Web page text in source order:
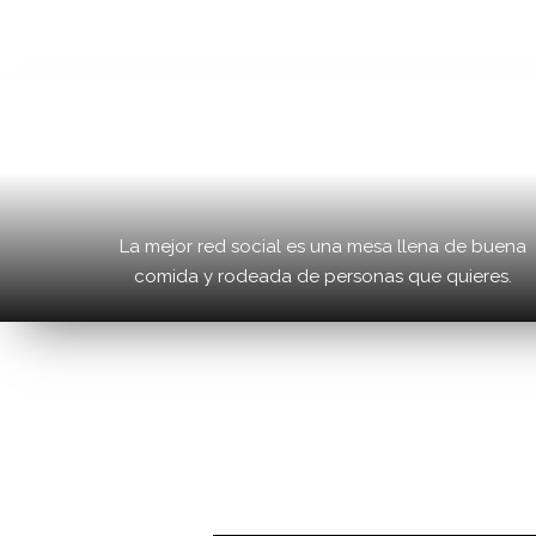
La mejor red social es una mesa llena de buena
comida y rodeada de personas que quieres.